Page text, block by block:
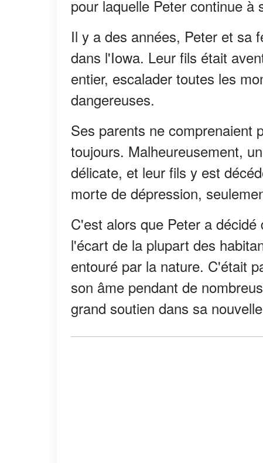
pour laquelle Peter continue à
Il y a des années, Peter et sa
dans l'Iowa. Leur fils était
entier, escalader toutes les
dangereuses.
Ses parents ne comprenaient
toujours. Malheureusement,
délicate, et leur fils y est
morte de dépression,
C'est alors que Peter a
l'écart de la plupart des
entouré par la nature. C'était
son âme pendant de
grand soutien dans sa